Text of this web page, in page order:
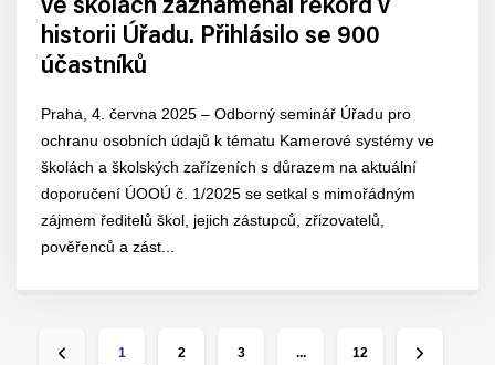
ve školách zaznamenal rekord v
historii Úřadu. Přihlásilo se 900
účastníků
Praha, 4. června 2025 –⁠⁠⁠⁠⁠⁠ Odborný seminář Úřadu pro
ochranu osobních údajů k tématu Kamerové systémy ve
školách a školských zařízeních s důrazem na aktuální
doporučení ÚOOÚ č. 1/2025 se setkal s mimořádným
zájmem ředitelů škol, jejich zástupců, zřizovatelů,
pověřenců a zást...
1 2 3 ... 12